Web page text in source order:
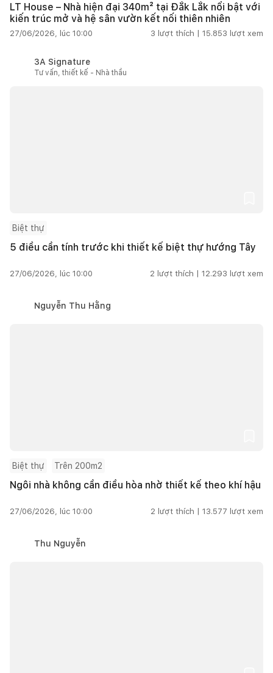
LT House – Nhà hiện đại 340m² tại Đắk Lắk nổi bật với
kiến trúc mở và hệ sân vườn kết nối thiên nhiên
27/06/2026, lúc 10:00 3 lượt thích | 15.853 lượt xem
3A Signature
Tư vấn, thiết kế - Nhà thầu
Biệt thự
5 điều cần tính trước khi thiết kế biệt thự hướng Tây
27/06/2026, lúc 10:00 2 lượt thích | 12.293 lượt xem
Nguyễn Thu Hằng
Biệt thự Trên 200m2
Ngôi nhà không cần điều hòa nhờ thiết kế theo khí hậu
27/06/2026, lúc 10:00 2 lượt thích | 13.577 lượt xem
Thu Nguyễn